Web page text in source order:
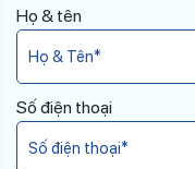
Họ & tên
Số điện thoại